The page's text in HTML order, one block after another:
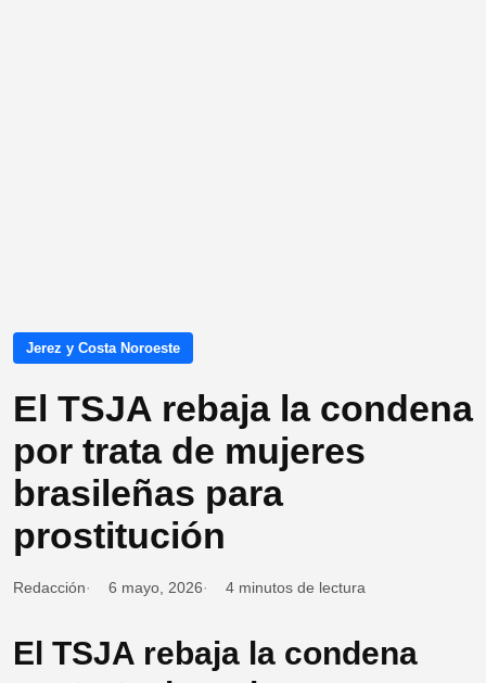
Jerez y Costa Noroeste
El TSJA rebaja la condena
por trata de mujeres
brasileñas para
prostitución
Redacción 6 mayo, 2026 4 minutos de lectura
El TSJA rebaja la condena